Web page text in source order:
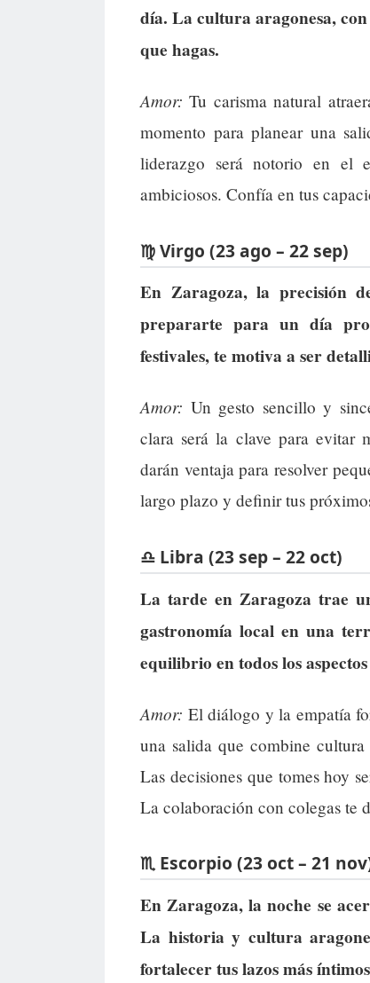
día. La cultura aragonesa,
que hagas.
Amor: Tu carisma natural
momento para planear una
liderazgo será notorio en el
ambiciosos. Confía en tus
♍ Virgo (23 ago – 22 sep)
En Zaragoza, la precisión
prepararte para un día
festivales, te motiva a ser
Amor: Un gesto sencillo y
clara será la clave para evitar
darán ventaja para resolver
largo plazo y definir tus
♎ Libra (23 sep – 22 oct)
La tarde en Zaragoza trae
gastronomía local en una
equilibrio en todos los
Amor: El diálogo y la empatía
una salida que combine
Las decisiones que tomes hoy
La colaboración con colegas te
♏ Escorpio (23 oct – 21
En Zaragoza, la noche se
La historia y cultura
fortalecer tus lazos más